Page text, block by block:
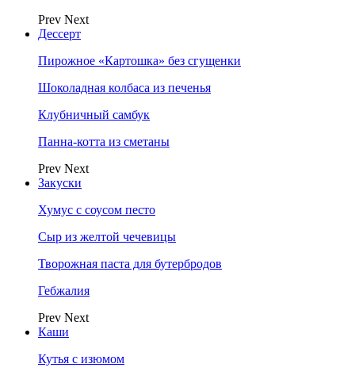
Prev Next
Дессерт
Пирожное «Картошка» без сгущенки
Шоколадная колбаса из печенья
Клубничный самбук
Панна-котта из сметаны
Prev Next
Закуски
Хумус с соусом песто
Сыр из желтой чечевицы
Творожная паста для бутербродов
Гебжалия
Prev Next
Каши
Кутья с изюмом